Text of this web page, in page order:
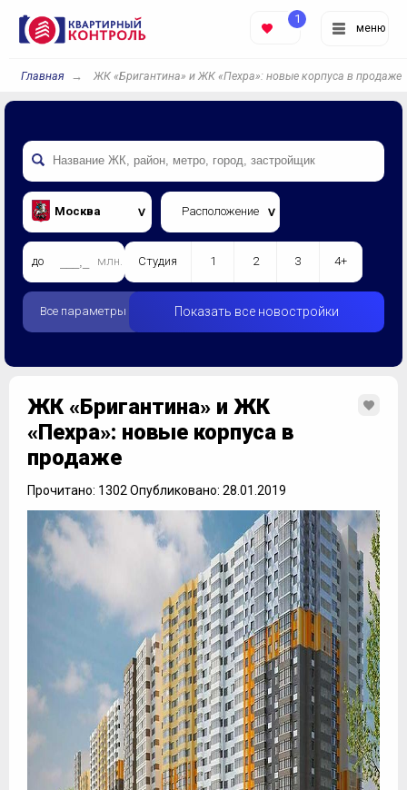
меню
1
Главная ЖК «Бригантина» и ЖК «Пехра»: новые корпуса в продаже
Москва Расположение
до млн. Студия 1 2 3 4+
Все параметры Показать все новостройки
ЖК «Бригантина» и ЖК
«Пехра»: новые корпуса в
продаже
Прочитано: 1302 Опубликовано: 28.01.2019